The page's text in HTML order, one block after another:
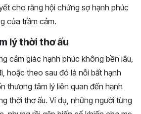
cho rằng hội chứng sợ hạnh phúc
của trầm cảm.
lý thời thơ ấu
cảm giác hạnh phúc không bền lâu,
hoặc theo sau đó là nỗi bất hạnh
thương tâm lý liên quan đến hạnh
thời thơ ấu. Ví dụ, những người từng